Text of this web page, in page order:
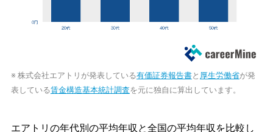
※ 株式会社エアトリが発表している有価証券報告書と 厚生労働省が発
表している賃金構造基本統計調査を元に独自に算出しています。
エアトリの年代別の平均年収と全国の平均年収を比較し